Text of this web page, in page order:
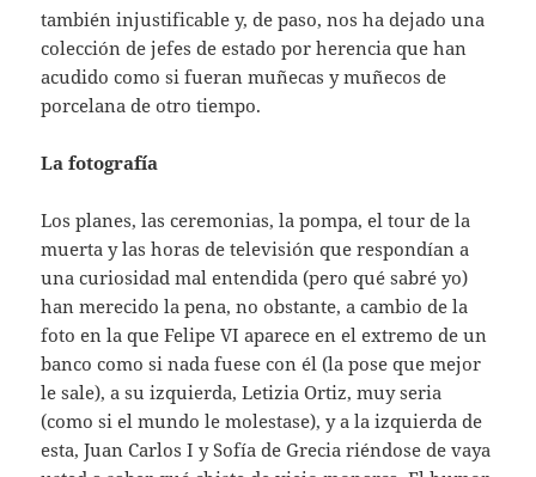
también injustificable y, de paso, nos ha dejado una
colección de jefes de estado por herencia que han
acudido como si fueran muñecas y muñecos de
porcelana de otro tiempo.
La fotografía
Los planes, las ceremonias, la pompa, el tour de la
muerta y las horas de televisión que respondían a
una curiosidad mal entendida (pero qué sabré yo)
han merecido la pena, no obstante, a cambio de la
foto en la que Felipe VI aparece en el extremo de un
banco como si nada fuese con él (la pose que mejor
le sale), a su izquierda, Letizia Ortiz, muy seria
(como si el mundo le molestase), y a la izquierda de
esta, Juan Carlos I y Sofía de Grecia riéndose de vaya